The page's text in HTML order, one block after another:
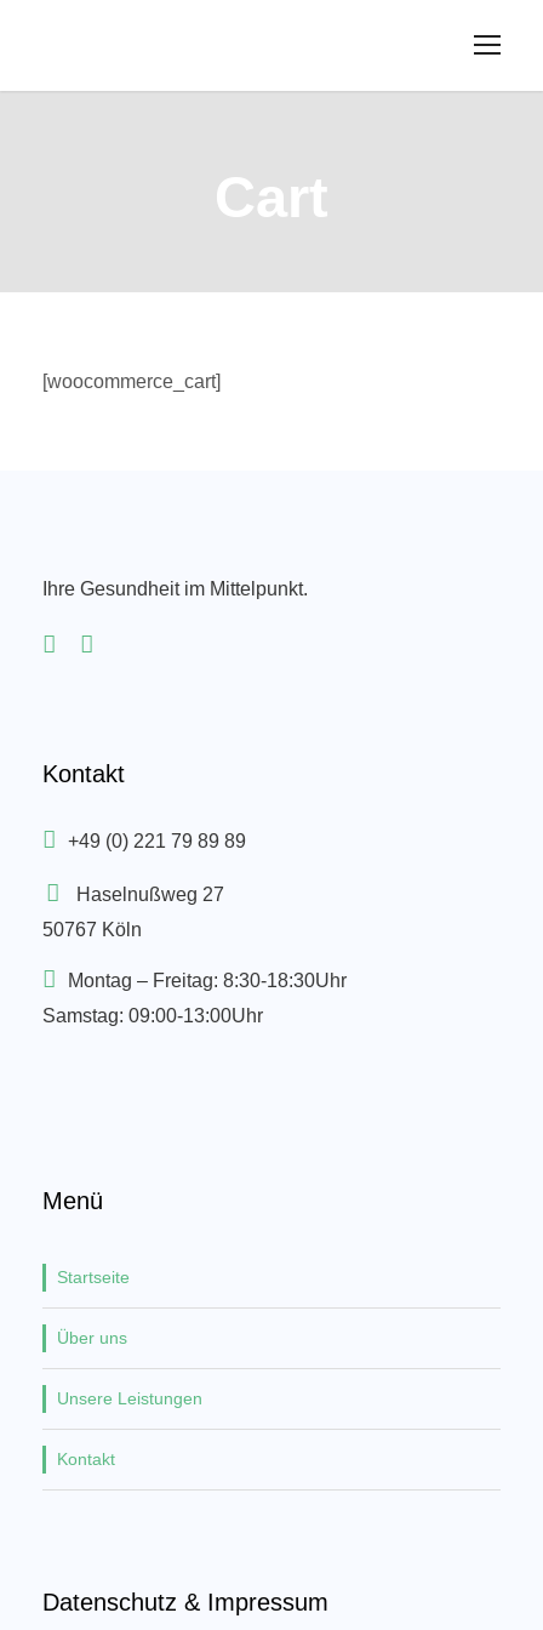
Cart
[woocommerce_cart]
Ihre Gesundheit im Mittelpunkt.
Kontakt
+49 (0) 221 79 89 89
Haselnußweg 27
50767 Köln
Montag – Freitag: 8:30-18:30Uhr
Samstag: 09:00-13:00Uhr
Menü
Startseite
Über uns
Unsere Leistungen
Kontakt
Datenschutz & Impressum